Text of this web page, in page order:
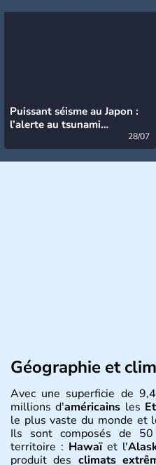
Puissant séisme au Japon :
l’alerte au tsunami
28/07
Géographie et
Avec une superficie de
millions d'américains les
le plus vaste du monde et
Ils sont composés de
territoire : Hawaïet l'
produit des climats